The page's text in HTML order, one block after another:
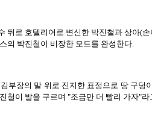
뒤로 호텔리어로 변신한 박진철과 상아(
의 박진철이 비장한 모드를 완성한다.
부장의 말 위로 진지한 표정으로 땅 구
철이 발을 구르며 "조금만 더 빨리 가자"